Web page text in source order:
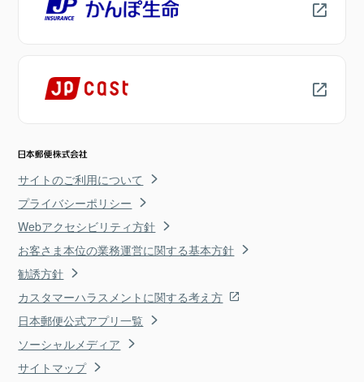
サイトのご利用について
プライバシーポリシー
Webアクセシビリティ方針
お客さま本位の業務運営に関する基本方針
勧誘方針
カスタマーハラスメントに関する考え方
日本郵便公式アプリ一覧
ソーシャルメディア
サイトマップ